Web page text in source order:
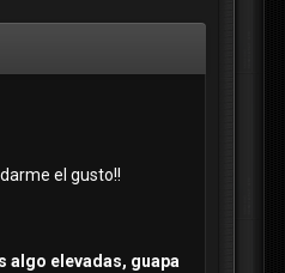
el gusto!!
algo elevadas, guapa